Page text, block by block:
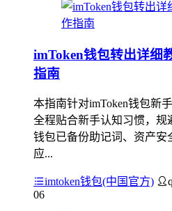
imToken钱包转出详细
指南
本指南针对imToken钱包新
全程贴合新手认知习惯，规
钱包已备份助记词、资产安
应...
imtoken钱包(中国官方)
06